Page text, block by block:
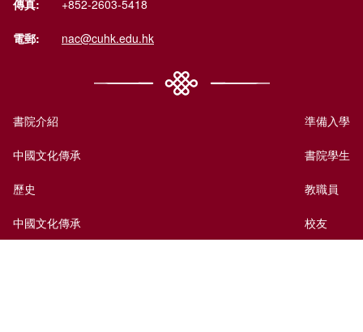
傳真: +852-2603-5418
電郵: nac@cuhk.edu.hk
書院介紹
中國文化傳承
歷史
中國文化傳承
準備入學
書院學生
教職員
校友